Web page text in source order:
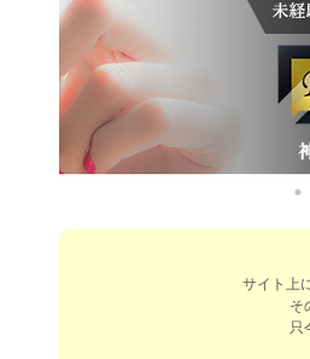
サイト上
そ
只